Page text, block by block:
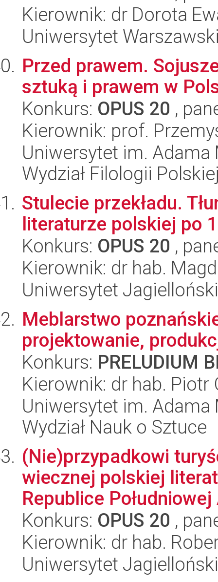
Kierownik: dr Dorota
Uniwersytet
Przed prawem.
sztuką i prawem w
Konkurs: OPUS 20 ,
Kierownik: prof.
Uniwersytet im.
Wydział Filologii
Stulecie przekładu.
literaturze polskiej po
Konkurs: OPUS 20 ,
Kierownik: dr hab.
Uniwersytet
Meblarstwo
projektowanie,
Konkurs: PRELUDIUM
Kierownik: dr hab. Piotr
Uniwersytet im.
Wydział Nauk o Sztuce
(Nie)przypadkowi
wiecznej polskiej
Republice
Konkurs: OPUS 20 ,
Kierownik: dr hab.
Uniwersytet